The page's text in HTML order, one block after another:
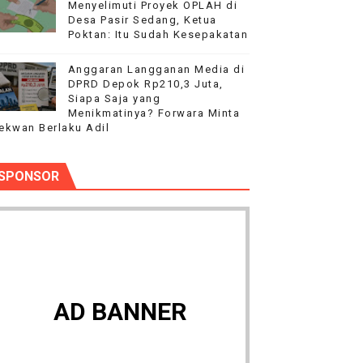
Menyelimuti Proyek OPLAH di
Desa Pasir Sedang, Ketua
Poktan: Itu Sudah Kesepakatan
Anggaran Langganan Media di
DPRD Depok Rp210,3 Juta,
Siapa Saja yang
Menikmatinya? Forwara Minta
Berlaku Adil
AD BANNER